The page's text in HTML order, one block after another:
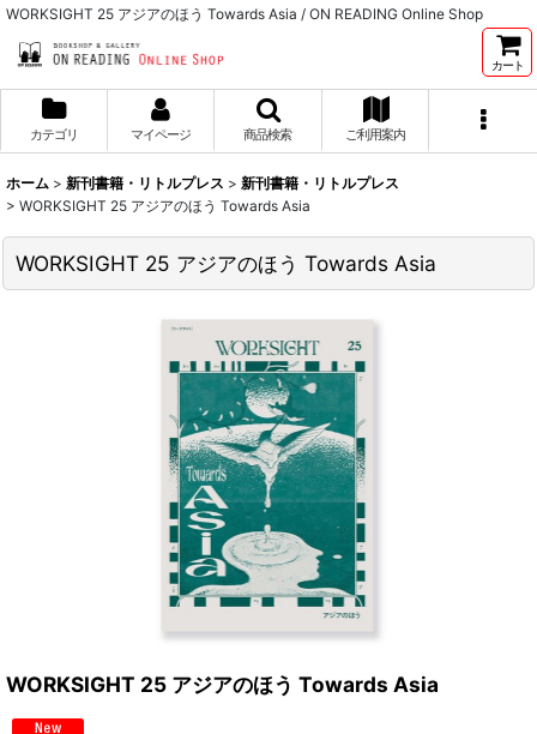
WORKSIGHT 25 アジアのほう Towards Asia / ON READING Online Shop
カート
カテゴリ マイページ 商品検索 ご利用案内
ホーム > 新刊書籍・リトルプレス > 新刊書籍・リトルプレス
> WORKSIGHT 25 アジアのほう Towards Asia
WORKSIGHT 25 アジアのほう Towards Asia
WORKSIGHT 25 アジアのほう Towards Asia